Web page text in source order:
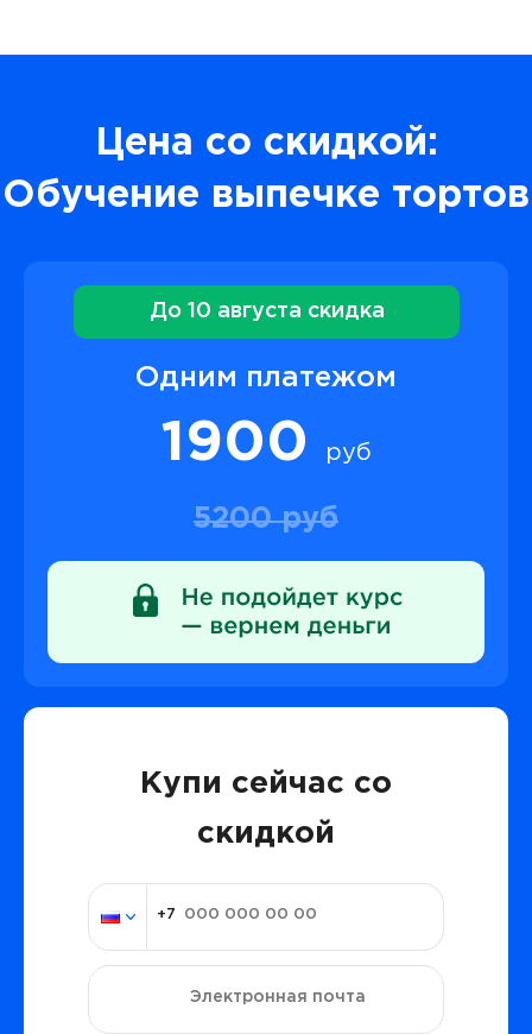
Цена со скидкой:
Обучение выпечке тортов
До 10 августа скидка
Одним платежом
1900 руб
5200 руб
Купи сейчас со
скидкой